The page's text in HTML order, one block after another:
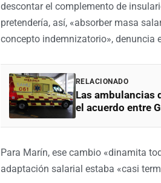
descontar el complemento de
pretendería, así, «absorber masa
concepto indemnizatorio», denuncia
RELACIONADO
Las ambulancias
el acuerdo entre
Para Marín, ese cambio «dinamita
adaptación salarial estaba «casi